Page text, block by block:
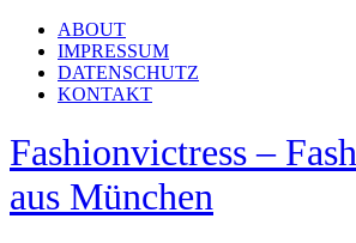
ABOUT
IMPRESSUM
DATENSCHUTZ
KONTAKT
Fashionvictress –
aus München